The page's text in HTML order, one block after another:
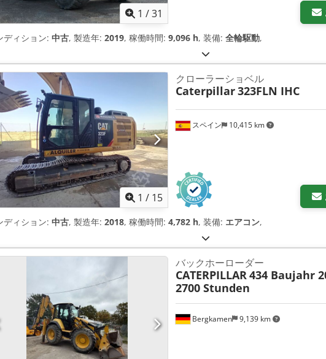
1 /31
ディション: 中古, 製造年: 2019, 稼働時間: 9,096 h, 装備: 全輪駆動,
1 / 15
スペイン 10,415 km
クローラーショベル
Caterpillar323FLN IHC
ディション: 中古, 製造年: 2018, 稼働時間: 4,782 h, 装備: エアコン,
Bergkamen 9,139 km
バックホーローダー
CATERPILLAR434 Baujahr
2700 Stunden